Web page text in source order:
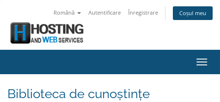
Română Autentificare Înregistrare Coșul meu
Biblioteca de cunoștințe